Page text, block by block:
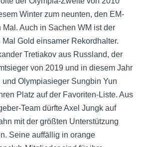
Winter zum neunten, den EM-
Mal. Auch in Sachen WM ist der
Mal Gold einsamer Rekordhalter.
Tretiakov aus Russland, der
von 2019 und in diesem Jahr
Olympiasieger Sungbin Yun
Platz auf der Favoriten-Liste. Aus
Team dürfte Axel Jungk auf
mit der größten Unterstützung
Seine auffällig in orange